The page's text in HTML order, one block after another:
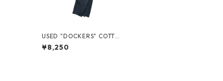
USED "DOCKERS" COTTON
CHINO PANTS
¥8,250